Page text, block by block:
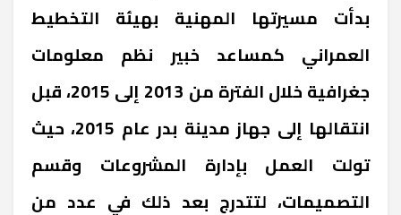
بدأت مسيرتها المهنية بهيئة التخطيط
العمراني كمساعد خبير نظم معلومات
جغرافية خلال الفترة من 2013 إلى 2015، قبل
انتقالها إلى جهاز مدينة بدر عام 2015، حيث
تولت العمل بإدارة المشروعات وقسم
التصميمات، لتتدرج بعد ذلك في عدد من